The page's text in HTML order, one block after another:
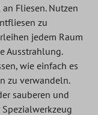
Fliesen. Nutzen
zu
jedem Raum
Ausstrahlung.
wie einfach es
zu verwandeln.
sauberen und